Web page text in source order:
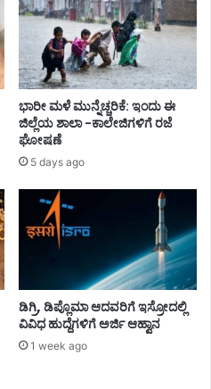
ಭಾರೀ ಮಳೆ ಮುನ್ನೆಚ್ಚರಿಕೆ: ಇಂದು ಈ
ಜಿಲ್ಲೆಯ ಶಾಲಾ -ಕಾಲೇಜಿಗಳಿಗೆ ರಜೆ
ಘೋಷಣೆ
5 days ago
ಡಿಗ್ರಿ, ಡಿಪ್ಲೊಮಾ ಆದವರಿಗೆ ಇಸ್ರೋದಲ್ಲಿ
ವಿವಿಧ ಹುದ್ದೆಗಳಿಗೆ ಅರ್ಜಿ ಆಹ್ವಾನ
1 week ago